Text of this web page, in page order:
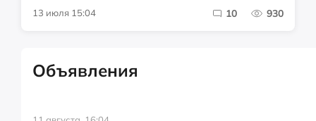
13 июля 15:04 10 930
Объявления